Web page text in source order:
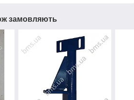
замовляють